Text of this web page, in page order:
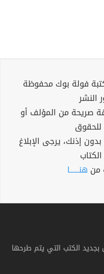
فولة بوك محفوظة
النشر
صريحة من المؤلف أو
للحقوق
إذنك، يرجى الإبلاغ
من هنــــــا
بجديد الكتب التي يتم طرحها